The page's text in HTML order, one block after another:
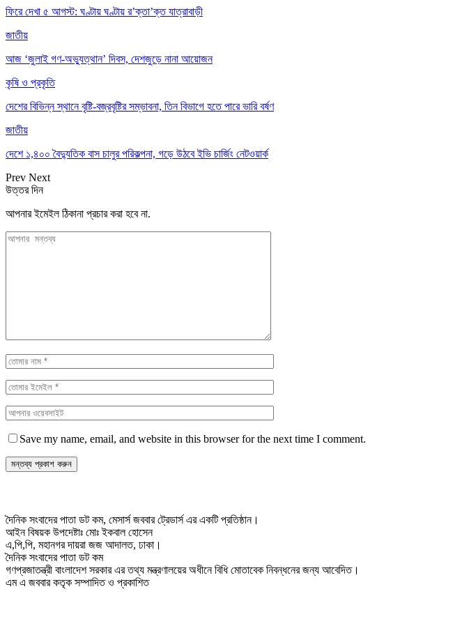
ফিরে দেখা ৫ আগস্ট: ঘণ্টায় ঘণ্টায় র’ক্তা’ক্ত যাত্রাবাড়ী
জাতীয়
আজ ‘জুলাই গণ-অভ্যুত্থান’ দিবস, দেশজুড়ে নানা আয়োজন
কৃষি ও প্রকৃতি
দেশের বিভিন্ন স্থানে বৃষ্টি-বজ্রবৃষ্টির সম্ভাবনা, তিন বিভাগে হতে পারে ভারি বর্ষণ
জাতীয়
দেশে ১,৪০০ বৈদ্যুতিক বাস চালুর পরিকল্পনা, গড়ে উঠবে ইভি চার্জিং নেটওয়ার্ক
Prev Next
উত্তর দিন
আপনার ইমেইল ঠিকানা প্রচার করা হবে না.
Save my name, email, and website in this browser for the next time I comment.
দৈনিক সংবাদের পাতা ডট কম, মেসার্স জববার ট্রেডার্স এর একটি প্রতিষ্ঠান।
আইন বিষয়ক উপদেষ্টাঃ মোঃ ইকবাল হোসেন
এ,পি,পি, মহানগর দায়রা জজ আদালত, ঢাকা।
দৈনিক সংবাদের পাতা ডট কম
গণপ্রজাতন্ত্রী বাংলাদেশ সরকার এর তথ্য মন্ত্রণালয়ের অধীনে বিধি মোতাবেক নিবন্ধনের জন্য আবেদিত।
এম এ জববার কতৃক সম্পাদিত ও প্রকাশিত